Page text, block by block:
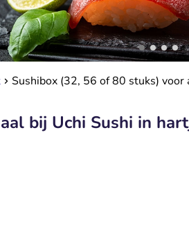
Sushibox (32, 56 of 80 stuks)
bij Uchi Sushi in